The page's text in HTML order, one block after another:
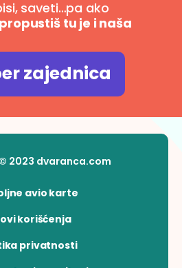
saveti…pa ako
tu je i naša
zajednica
2023 dvaranca.com
avio karte
korišćenja
privatnosti